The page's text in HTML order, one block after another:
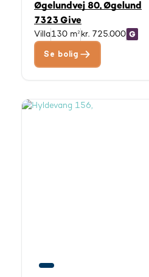
Øgelundvej 80, Øgelund
7323 Give
Villa130 m² kr. 725.000
Se bolig